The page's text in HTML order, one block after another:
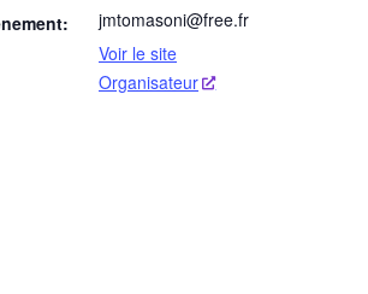
jmtomasoni@free.fr
Voir le site
Organisateur